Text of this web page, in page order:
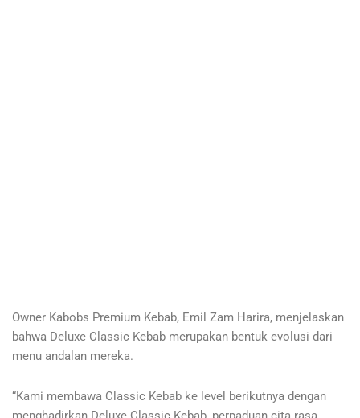
Owner Kabobs Premium Kebab, Emil Zam Harira, menjelaskan
bahwa Deluxe Classic Kebab merupakan bentuk evolusi dari
menu andalan mereka.
“Kami membawa Classic Kebab ke level berikutnya dengan